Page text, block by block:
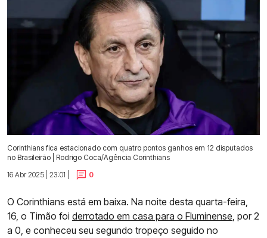
Corinthians fica estacionado com quatro pontos ganhos em 12 disputados
no Brasileirão | Rodrigo Coca/Agência Corinthians
16 Abr 2025 | 23:01 |
0
O Corinthians está em baixa. Na noite desta quarta-feira,
16, o Timão foi derrotado em casa para o Fluminense, por 2
a 0, e conheceu seu segundo tropeço seguido no